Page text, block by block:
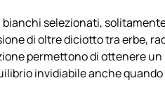
bianchi selezionati,
di oltre diciotto tra erbe,
permettono di ottenere
invidiabile anche